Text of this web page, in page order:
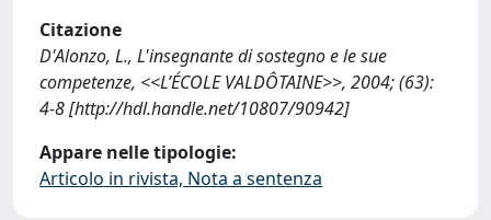
Citazione
D'Alonzo, L., L'insegnante di sostegno e le sue
competenze, <<L’ÉCOLE VALDÔTAINE>>, 2004; (63):
4-8 [http://hdl.handle.net/10807/90942]
Appare nelle tipologie:
Articolo in rivista, Nota a sentenza